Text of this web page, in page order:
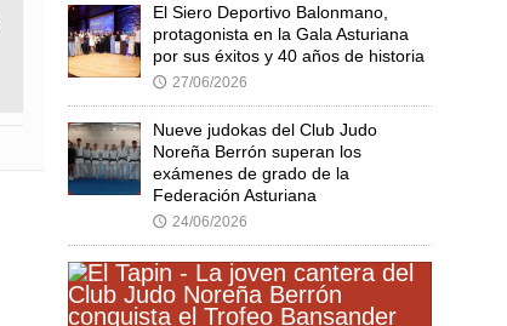
El Siero Deportivo Balonmano,
protagonista en la Gala Asturiana
por sus éxitos y 40 años de historia
🕔 27/06/2026
Nueve judokas del Club Judo
Noreña Berrón superan los
exámenes de grado de la
Federación Asturiana
🕔 24/06/2026